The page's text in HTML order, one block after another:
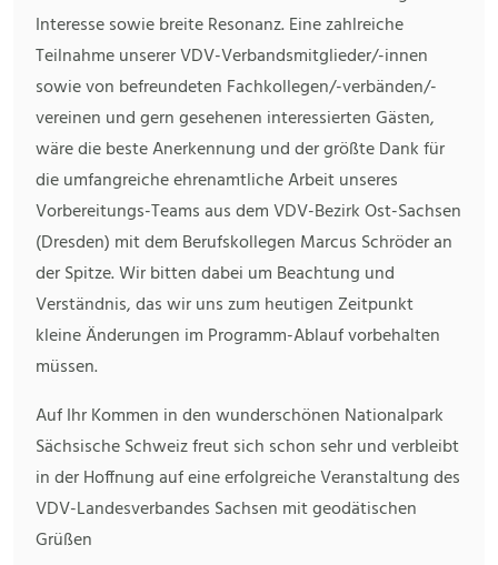
Interesse sowie breite Resonanz. Eine zahlreiche
Teilnahme unserer VDV-Verbandsmitglieder/-innen
sowie von befreundeten Fachkollegen/-verbänden/-
vereinen und gern gesehenen interessierten Gästen,
wäre die beste Anerkennung und der größte Dank für
die umfangreiche ehrenamtliche Arbeit unseres
Vorbereitungs-Teams aus dem VDV-Bezirk Ost-Sachsen
(Dresden) mit dem Berufskollegen Marcus Schröder an
der Spitze. Wir bitten dabei um Beachtung und
Verständnis, das wir uns zum heutigen Zeitpunkt
kleine Änderungen im Programm-Ablauf vorbehalten
müssen.
Auf Ihr Kommen in den wunderschönen Nationalpark
Sächsische Schweiz freut sich schon sehr und verbleibt
in der Hoffnung auf eine erfolgreiche Veranstaltung des
VDV-Landesverbandes Sachsen mit geodätischen
Grüßen